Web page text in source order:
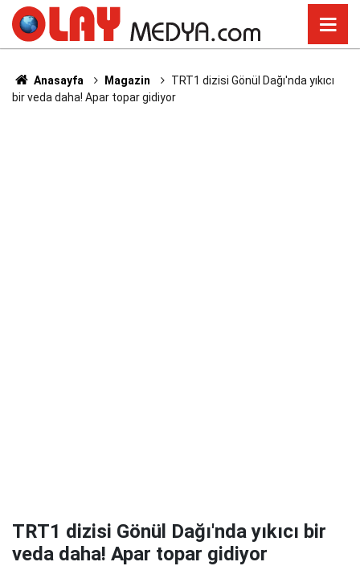
Anasayfa Magazin
TRT1 dizisi Gönül Dağı'nda yıkıcı
bir veda daha! Apar topar gidiyor
TRT1 dizisi Gönül Dağı'nda yıkıcı bir
veda daha! Apar topar gidiyor